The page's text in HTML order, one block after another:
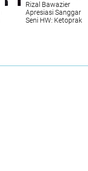
Rizal Bawazier
Apresiasi Sanggar
Seni HW: Ketoprak